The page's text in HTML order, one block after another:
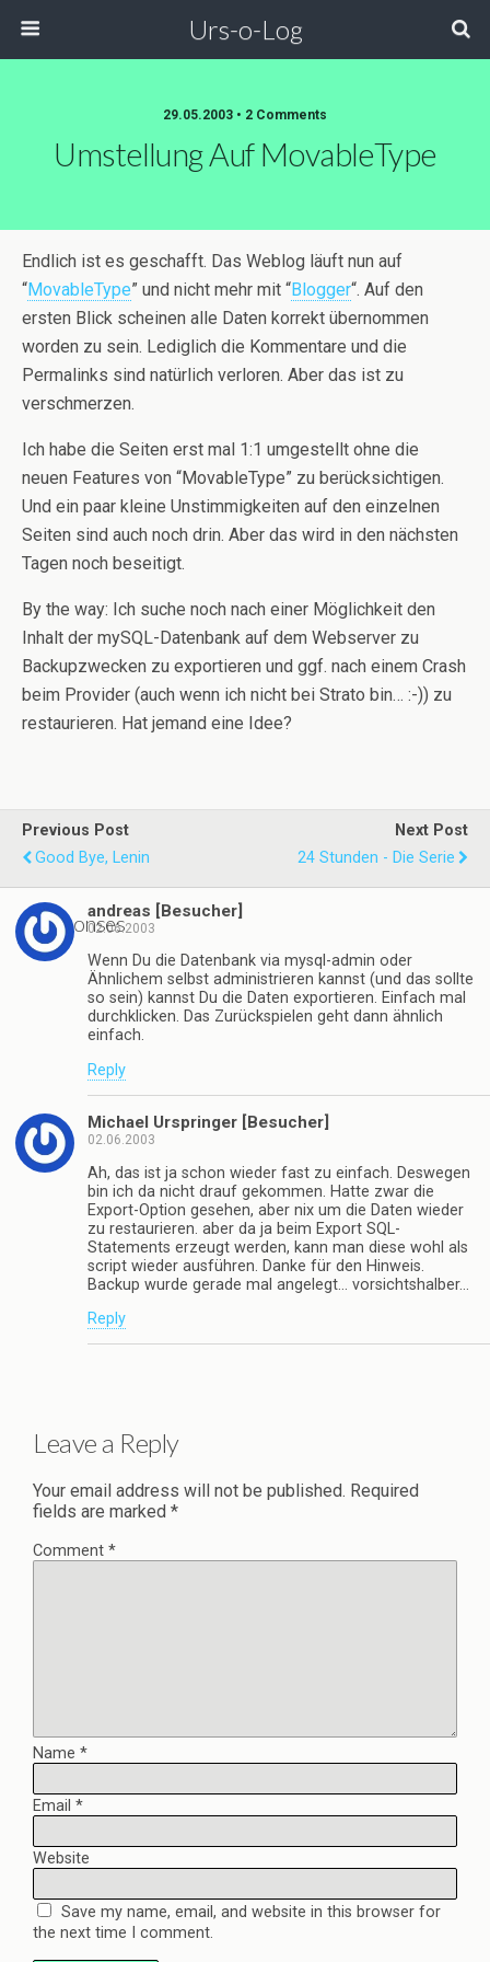
Urs-o-Log
29.05.2003 • 2 Comments
Umstellung Auf MovableType
Endlich ist es geschafft. Das Weblog läuft nun auf
“MovableType” und nicht mehr mit “Blogger“. Auf den
ersten Blick scheinen alle Daten korrekt übernommen
worden zu sein. Lediglich die Kommentare und die
Permalinks sind natürlich verloren. Aber das ist zu
verschmerzen.
Ich habe die Seiten erst mal 1:1 umgestellt ohne die
neuen Features von “MovableType” zu berücksichtigen.
Und ein paar kleine Unstimmigkeiten auf den einzelnen
Seiten sind auch noch drin. Aber das wird in den nächsten
Tagen noch beseitigt.
By the way: Ich suche noch nach einer Möglichkeit den
Inhalt der mySQL-Datenbank auf dem Webserver zu
Backupzwecken zu exportieren und ggf. nach einem Crash
beim Provider (auch wenn ich nicht bei Strato bin… :-)) zu
restaurieren. Hat jemand eine Idee?
Previous Post
Good Bye, Lenin
Next Post
24 Stunden - Die Serie
2 responsesandreas [Besucher]
02.06.2003
Wenn Du die Datenbank via mysql-admin oder
Ähnlichem selbst administrieren kannst (und das sollte
so sein) kannst Du die Daten exportieren. Einfach mal
durchklicken. Das Zurückspielen geht dann ähnlich
einfach.
Reply
Michael Urspringer [Besucher]
02.06.2003
Ah, das ist ja schon wieder fast zu einfach. Deswegen
bin ich da nicht drauf gekommen. Hatte zwar die
Export-Option gesehen, aber nix um die Daten wieder
zu restaurieren. aber da ja beim Export SQL-
Statements erzeugt werden, kann man diese wohl als
script wieder ausführen. Danke für den Hinweis.
Backup wurde gerade mal angelegt… vorsichtshalber…
Reply
Leave a Reply
Your email address will not be published. Required
fields are marked *
Comment *
Name *
Email *
Website
Save my name, email, and website in this browser for
the next time I comment.